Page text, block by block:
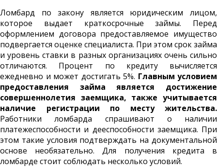
Ломбард по закону является юридическим лицом,
которое выдает краткосрочные займы. Перед
оформлением договора предоставляемое имущество
подвергается оценке специалиста. При этом срок займа
и уровень ставки в разных организациях очень сильно
отличаются. Процент по кредиту вычисляется
ежедневно и может достигать 5%. Главным условием
предоставления займа является достижение
совершеннолетия заемщика, также учитывается
наличие регистрации по месту жительства.
Работники ломбарда спрашивают о наличии
платежеспособности и дееспособности заемщика. При
этом такие условия подтверждать на документальной
основе необязательно. Для получения кредита в
ломбарде стоит соблюдать несколько условий.